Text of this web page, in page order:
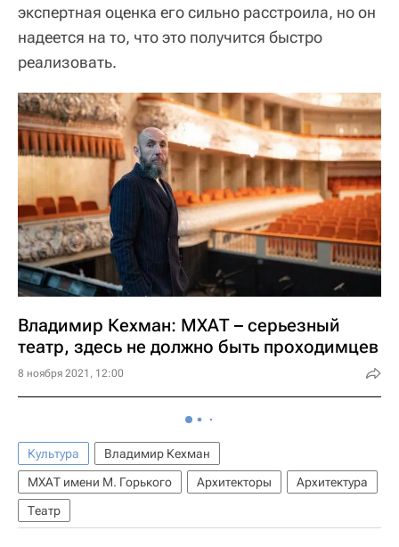
экспертная оценка его сильно расстроила, но он
надеется на то, что это получится быстро
реализовать.
Владимир Кехман: МХАТ – серьезный
театр, здесь не должно быть проходимцев
8 ноября 2021, 12:00
Культура
Владимир Кехман
МХАТ имени М. Горького
Архитекторы
Архитектура
Театр